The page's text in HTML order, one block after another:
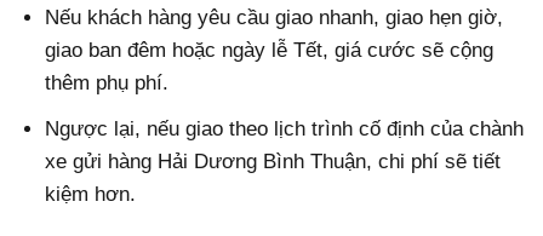
Nếu khách hàng yêu cầu giao nhanh, giao hẹn giờ,
giao ban đêm hoặc ngày lễ Tết, giá cước sẽ cộng
thêm phụ phí.
Ngược lại, nếu giao theo lịch trình cố định của chành
xe gửi hàng Hải Dương Bình Thuận, chi phí sẽ tiết
kiệm hơn.